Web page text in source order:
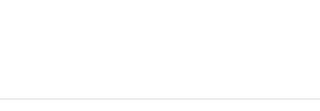
す。
います。